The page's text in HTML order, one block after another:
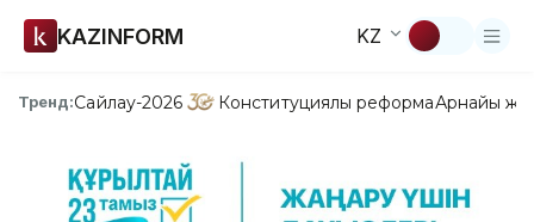
KAZINFORM KZ
Тренд:Сайлау-2026 Конституциялық реформаАрнайы